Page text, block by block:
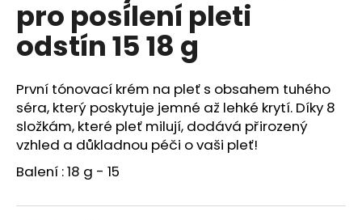
pro posílení pleti
odstín 15 18 g
První tónovací krém na pleť s obsahem tuhého
séra, který poskytuje jemné až lehké krytí. Díky 8
složkám, které pleť milují, dodává přirozený
vzhled a důkladnou péči o vaši pleť!
Balení : 18 g - 15
u
j
e
e
RETINOL
SÉRUM
S
VITAMÍNY
E,